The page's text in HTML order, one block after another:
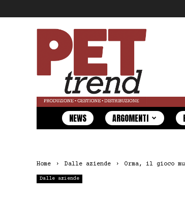
Pet
Trend
NEWS ARGOMENTI
Home Dalle aziende Orma, il gioco
Dalle aziende